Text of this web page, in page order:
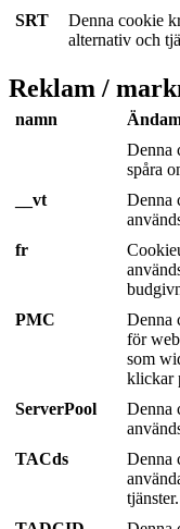
SRT
Denna cookie
alternativ och
Reklam /
namn
Denna
spåra
__vt
Denna
fr
PMC
Denna
för
som
klickar
ServerPool
Denna
TACds
Denna
tjänster.